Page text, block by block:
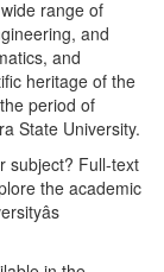
range of
and
and
heritage of the
period of
State University.
subject? Full-text
the academic